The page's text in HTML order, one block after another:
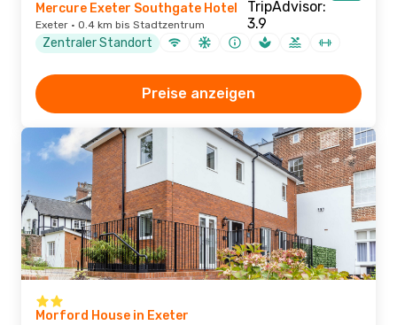
Mercure Exeter Southgate Hotel
Exeter · 0.4 km bis Stadtzentrum
Zentraler Standort
Preise anzeigen
Morford House in Exeter